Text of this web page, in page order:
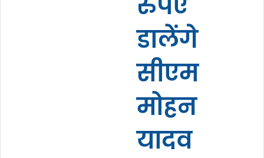
डालेंगे
सीएम
मोहन
यादव